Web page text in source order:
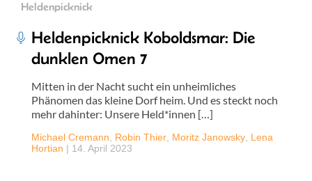
Heldenpicknick
Heldenpicknick Koboldsmar: Die
dunklen Omen 7
Mitten in der Nacht sucht ein unheimliches
Phänomen das kleine Dorf heim. Und es steckt noch
mehr dahinter: Unsere Held*innen […]
Michael Cremann Robin Thier Moritz Janowsky Lena
Hortian | 14. April 2023